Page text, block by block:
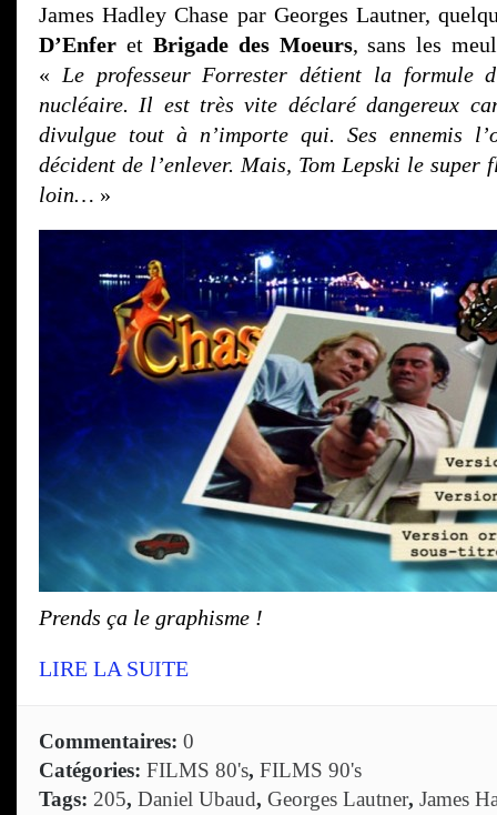
James Hadley Chase par Georges Lautner,
D’Enfer et Brigade des Moeurs, sans les
« Le professeur Forrester détient la formule
nucléaire. Il est très vite déclaré dangereux
divulgue tout à n’importe qui. Ses ennemis
décident de l’enlever. Mais, Tom Lepski le super
loin… »
Prends ça le graphisme !
LIRE LA SUITE
Commentaires: 0
Catégories: FILMS 80's, FILMS 90's
Tags: 205, Daniel Ubaud, Georges Lautner, James